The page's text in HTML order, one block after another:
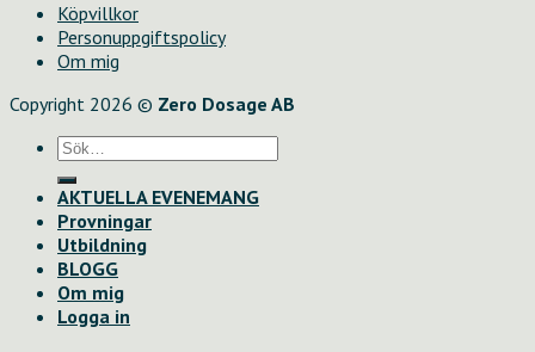
Köpvillkor
Personuppgiftspolicy
Om mig
Copyright 2026 © Zero Dosage AB
Sök
AKTUELLA EVENEMANG
Provningar
Utbildning
BLOGG
Om mig
Logga in